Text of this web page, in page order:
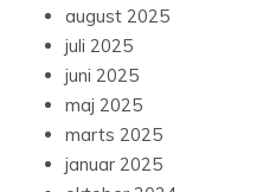
august 2025
juli 2025
juni 2025
maj 2025
marts 2025
januar 2025